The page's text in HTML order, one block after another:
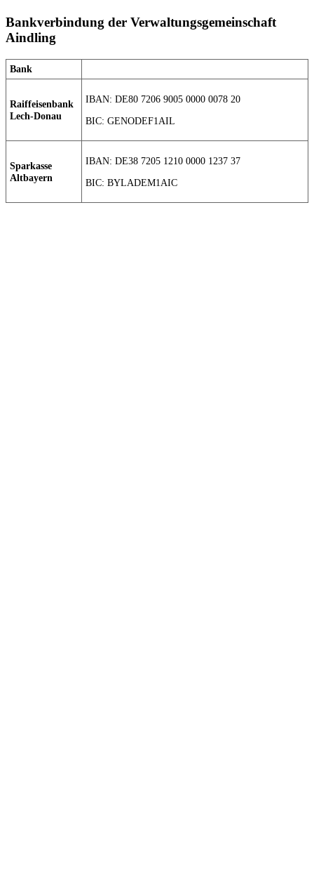
Bankverbindung der Verwaltungsgemeinschaft
Aindling
Bank
Raiffeisenbank
Lech-Donau
IBAN: DE80 7206 9005 0000 0078 20
BIC: GENODEF1AIL
Sparkasse
Altbayern
IBAN: DE38 7205 1210 0000 1237 37
BIC: BYLADEM1AIC